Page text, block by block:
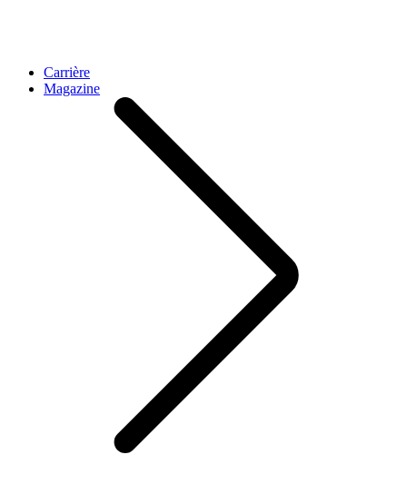
Carrière
Magazine